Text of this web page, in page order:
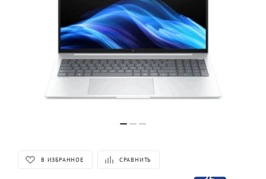
В ИЗБРАННОЕ СРАВНИТЬ